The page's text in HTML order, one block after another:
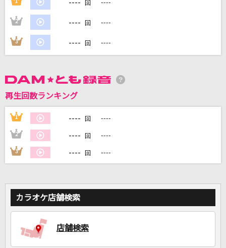
カラオケ最新情報をチェック！
1 ---- 回 ----
2 ---- 回 ----
3 ---- 回 ----
再生回数ランキング
1 ---- 回 ----
2 ---- 回 ----
3 ---- 回 ----
カラオケ店舗検索
店舗検索